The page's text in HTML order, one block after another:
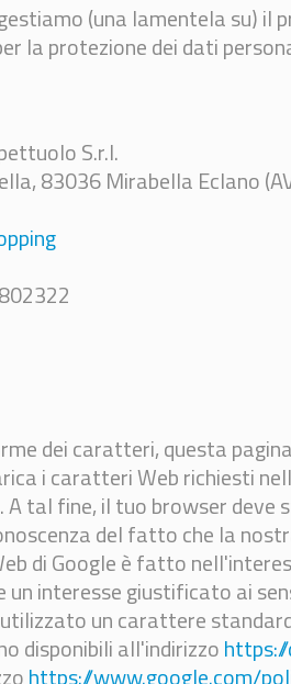
(una lamentela su) il
la protezione dei dati
S.r.l.
83036 Mirabella Eclano
dei caratteri, questa
i caratteri Web richiesti
tal fine, il tuo browser deve
del fatto che la
di Google è fatto
interesse giustificato ai
un carattere
disponibili all'indirizzo
https://www.google.com/